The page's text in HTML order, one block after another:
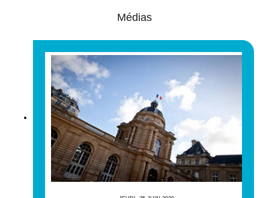
Médias